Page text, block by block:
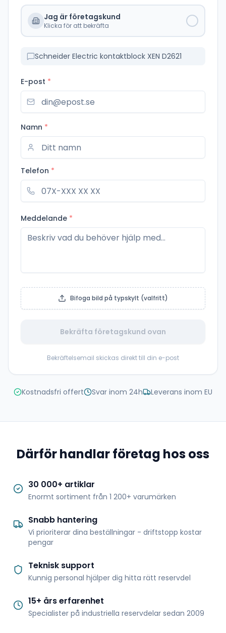
Jag är företagskund
Klicka för att bekräfta
Schneider Electric kontaktblock XEN D2621
E-post *
Namn *
Telefon *
Meddelande *
Bifoga bild på typskylt (valfritt)
Bekräfta företagskund ovan
Bekräftelsemail skickas direkt till din e-post
Kostnadsfri offert Svar inom 24h Leverans inom EU
Därför handlar företag hos oss
30 000+ artiklar
Enormt sortiment från 1 200+ varumärken
Snabb hantering
Vi prioriterar dina beställningar - driftstopp kostar
pengar
Teknisk support
Kunnig personal hjälper dig hitta rätt reservdel
15+ års erfarenhet
Specialister på industriella reservdelar sedan 2009